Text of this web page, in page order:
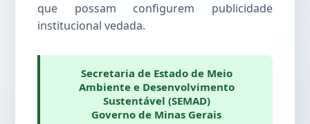
que possam configurem publicidade
institucional vedada.
Secretaria de Estado de Meio
Ambiente e Desenvolvimento
Sustentável (SEMAD)
Governo de Minas Gerais